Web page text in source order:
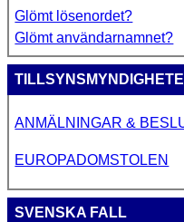
Glömt lösenordet?
Glömt användarnamnet?
ANMÄLNINGAR &
EUROPADOMSTOLEN
SVENSKA FALL